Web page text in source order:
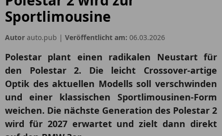
Sportlimousine
Autor auto.pub | Veröffentlicht am: 06.03.2026
Polestar plant einen radikalen Neustart für
den Polestar 2. Die leicht Crossover-artige
Optik des aktuellen Modells soll verschwinden
und einer klassischen Sportlimousinen-Form
weichen. Die nächste Generation des Polestar 2
wird für 2027 erwartet und zielt dann direkt